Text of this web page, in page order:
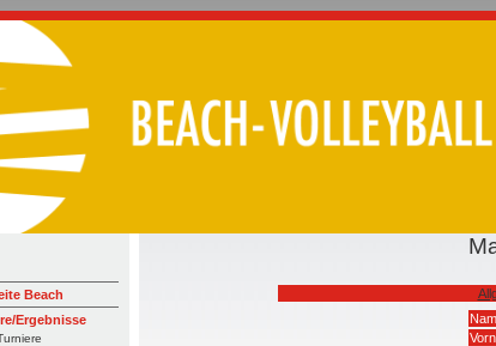
Beach
Ergebnisse